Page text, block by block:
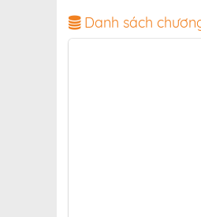
Danh sách